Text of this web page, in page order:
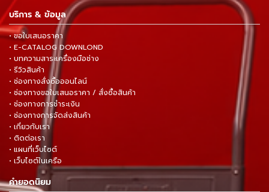
บริการ & ข้อมูล
• ขอใบเสนอราคา
• E-CATALOG DOWNLOND
• บทความสาระเครื่องมือช่าง
• รีวิวสินค้า
• ช่องทางสั่งซื้อออนไลน์
• ช่องทางขอใบเสนอราคา / สั่งซื้อสินค้า
• ช่องทางการชำระเงิน
• ช่องทางการจัดส่งสินค้า
• เกี่ยวกับเรา
• ติดต่อเรา
• แผนที่เว็บไซต์
• เว็บไซต์ในเครือ
คำยอดนิยม